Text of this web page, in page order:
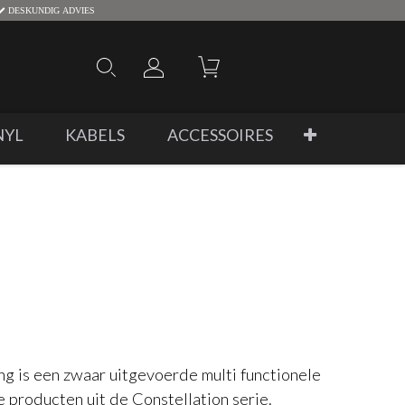
DESKUNDIG ADVIES
KABELS ACCESSOIRES
is een zwaar uitgevoerde multi functionele
producten uit de Constellation serie.